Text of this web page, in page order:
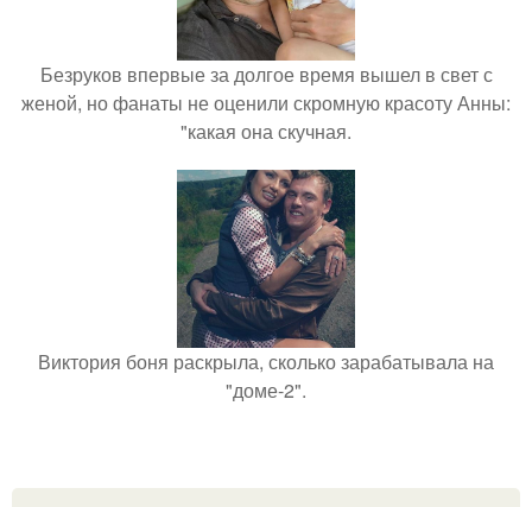
Безруков впервые за долгое время вышел в свет с
женой, но фанаты не оценили скромную красоту Анны:
"какая она скучная.
Виктория боня раскрыла, сколько зарабатывала на
"доме-2".